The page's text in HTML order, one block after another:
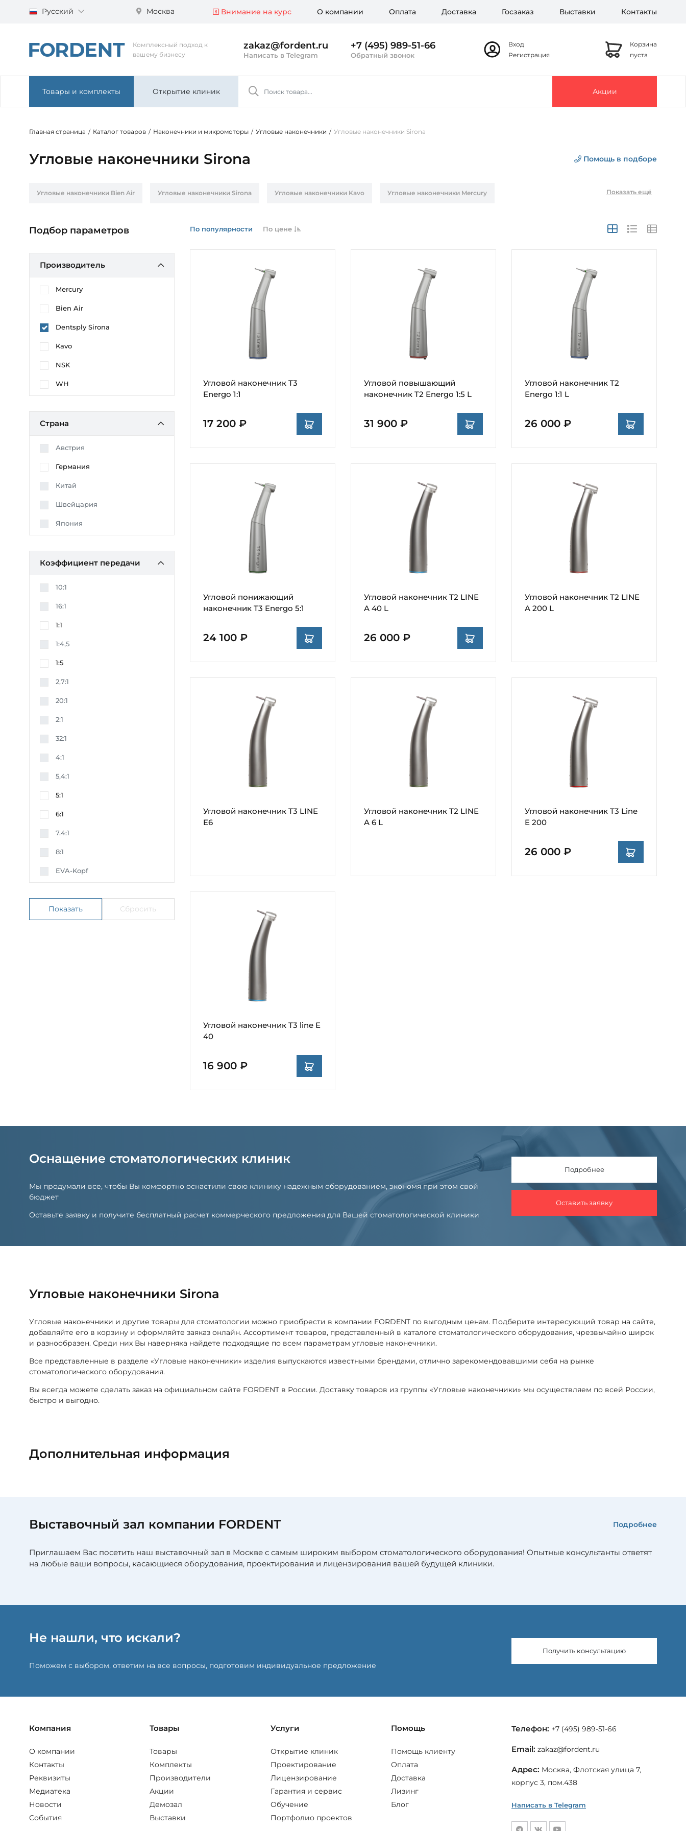
Русский Москва Внимание на курс О компании Оплата Доставка Госзаказ Выставки Контакты
Комплексный подход к
вашему бизнесу
zakaz@fordent.ru
Написать в Telegram
+7 (495) 989-51-66
Обратный звонок
Вход
Регистрация
Корзина
пуста
Товары и комплекты Открытие клиник Акции
Главная страница / Каталог товаров / Наконечники и микромоторы / Угловые наконечники / Угловые наконечники Sirona
Угловые наконечники Sirona Помощь в подборе
Угловые наконечники Bien Air Угловые наконечники Sirona Угловые наконечники Kavo Угловые наконечники Mercury Показать ещё
Подбор параметров
Производитель
Mercury
Bien Air
Dentsply Sirona
Kavo
NSK
WH
Страна
Австрия
Германия
Китай
Швейцария
Япония
Коэффициент передачи
10:1
16:1
1:1
1:4,5
1:5
2,7:1
20:1
2:1
32:1
4:1
5,4:1
5:1
6:1
7.4:1
8:1
EVA-Kopf
По популярности По цене
Угловой наконечник T3
Energo 1:1
17 200 ₽
Угловой повышающий
наконечник T2 Energo 1:5 L
31 900 ₽
Угловой наконечник T2
Energo 1:1 L
26 000 ₽
Угловой понижающий
наконечник T3 Energo 5:1
24 100 ₽
Угловой наконечник T2 LINE
A 40 L
26 000 ₽
Угловой наконечник T2 LINE
A 200 L
Угловой наконечник T3 LINE
E6
Угловой наконечник T2 LINE
A 6 L
Угловой наконечник T3 Line
E 200
26 000 ₽
Угловой наконечник T3 line E
40
16 900 ₽
Оснащение стоматологических клиник
Мы продумали все, чтобы Вы комфортно оснастили свою клинику надежным оборудованием, экономя при этом свой
бюджет
Оставьте заявку и получите бесплатный расчет коммерческого предложения для Вашей стоматологической клиники
Подробнее
Оставить заявку
Угловые наконечники Sirona
Угловые наконечники и другие товары для стоматологии можно приобрести в компании FORDENT по выгодным ценам. Подберите интересующий товар на сайте,
добавляйте его в корзину и оформляйте заяказ онлайн. Ассортимент товаров, представленный в каталоге стоматологического оборудования, чрезвычайно широк
и разнообразен. Среди них Вы наверняка найдете подходящие по всем параметрам угловые наконечники.
Все представленные в разделе «Угловые наконечники» изделия выпускаются известными брендами, отлично зарекомендовавшими себя на рынке
стоматологического оборудования.
Вы всегда можете сделать заказ на официальном сайте FORDENT в России. Доставку товаров из группы «Угловые наконечники» мы осуществляем по всей России,
быстро и выгодно.
Дополнительная информация
Выставочный зал компании FORDENT Подробнее
Приглашаем Вас посетить наш выставочный зал в Москве с самым широким выбором стоматологического оборудования! Опытные консультанты ответят
на любые ваши вопросы, касающиеся оборудования, проектирования и лицензирования вашей будущей клиники.
Не нашли, что искали?
Поможем с выбором, ответим на все вопросы, подготовим индивидуальное предложение
Получить консультацию
Компания
О компании
Контакты
Реквизиты
Медиатека
Новости
События
Товары
Товары
Комплекты
Производители
Акции
Демозал
Выставки
Услуги
Открытие клиник
Проектирование
Лицензирование
Гарантия и сервис
Обучение
Портфолио проектов
Помощь
Помощь клиенту
Оплата
Доставка
Лизинг
Блог
Телефон: +7 (495) 989-51-66
Email: zakaz@fordent.ru
Адрес: Москва, Флотская улица 7,
корпус 3, пом.438
Написать в Telegram